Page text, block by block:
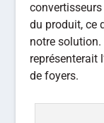
du produit, ce
notre
représenterait
de foyers.